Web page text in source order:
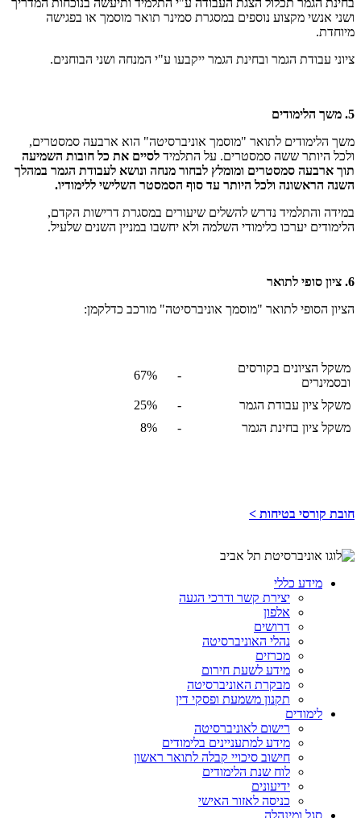
ושני אנשי מקצוע נוספים במסגרת סמינר תואר מוסמך או בפגישה
מיוחדת.
ציוני עבודת הגמר ובחינת הגמר ייקבעו ע"י המנחה ושני הבוחנים.
5. משך הלימודים
משך הלימודים לתואר "מוסמך אוניברסיטה" הוא ארבעה סמסטרים,
ולכל היותר ששה סמסטרים. על התלמיד לסיים את כל חובות השמיעה
תוך ארבעה סמסטרים ומומלץ לבחור מנחה ונושא לעבודת הגמר במהלך
השנה הראשונה ולכל היותר עד סוף הסמסטר השלישי ללימודיו.
במידה והתלמיד נדרש להשלים שיעורים במסגרת דרישות הקדם,
הלימודים יערכו כלימודי השלמה ולא יחשבו במניין השנים שלעיל.
6. ציון סופי לתואר
הציון הסופי לתואר "מוסמך אוניברסיטה" מורכב כדלקמן:
משקל הציונים בקורסים
ובסמינרים
-
67%
משקל ציון עבודת הגמר -
25%
משקל ציון בחינת הגמר
-
8%
חובת קורסי בטיחות >
מידע כללי
יצירת קשר ודרכי הגעה
אלפון
דרושים
נהלי האוניברסיטה
מכרזים
מידע לשעת חירום
מבקרת האוניברסיטה
תקנון משמעת ופסקי דין
לימודים
רישום לאוניברסיטה
מידע למתעניינים בלימודים
חישוב סיכויי קבלה לתואר ראשון
לוח שנת הלימודים
ידיעונים
כניסה לאזור האישי
סגל ומינהלה